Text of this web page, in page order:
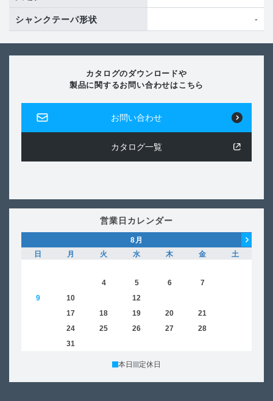
シャンクテーパ形状 -
カタログのダウンロードや
製品に関するお問い合わせはこちら
お問い合わせ
カタログ一覧
営業日カレンダー
8月
日
月 火 水 木 金
土
4 5 6 7
9
10 12
17 18 19 20 21
24 25 26 27 28
31
本日 定休日